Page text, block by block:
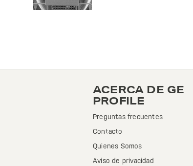
ACERCA DE GE
PROFILE
Preguntas frecuentes
Contacto
Quienes Somos
Aviso de privacidad